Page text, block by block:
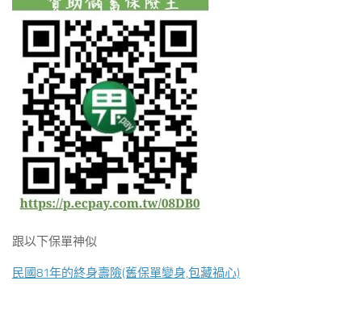
跟以下保單神似
民國81年的終身壽險(舊保單變身,包藏禍心)